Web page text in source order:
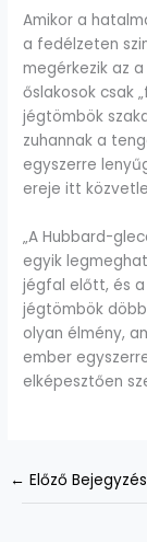
Amikor a
a fedélzeten
megérkezik az
őslakosok csak
jégtömbök
zuhannak a
egyszerre
ereje itt
„A Hubbard-
egyik
jégfal előtt, és
jégtömbök
olyan élmény,
ember
elképesztően
← Előző Bejegyzés